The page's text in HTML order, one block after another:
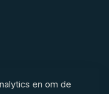
en om de